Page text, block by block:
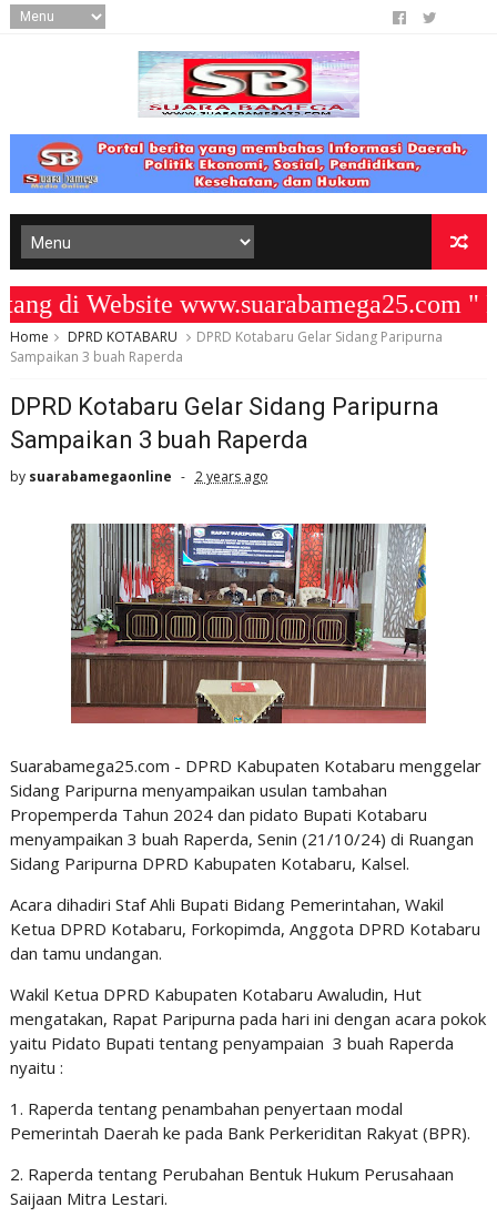
di Website www.suarabamega25.com "
Home DPRD KOTABARU
DPRD Kotabaru Gelar Sidang Paripurna
Sampaikan 3 buah Raperda
DPRD Kotabaru Gelar Sidang Paripurna
Sampaikan 3 buah Raperda
by suarabamegaonline 2 years ago
Suarabamega25.com - DPRD Kabupaten Kotabaru menggelar
Sidang Paripurna menyampaikan usulan tambahan
Propemperda Tahun 2024 dan pidato Bupati Kotabaru
menyampaikan 3 buah Raperda, Senin (21/10/24) di Ruangan
Sidang Paripurna DPRD Kabupaten Kotabaru, Kalsel.
Acara dihadiri Staf Ahli Bupati Bidang Pemerintahan, Wakil
Ketua DPRD Kotabaru, Forkopimda, Anggota DPRD Kotabaru
dan tamu undangan.
Wakil Ketua DPRD Kabupaten Kotabaru Awaludin, Hut
mengatakan, Rapat Paripurna pada hari ini dengan acara pokok
yaitu Pidato Bupati tentang penyampaian 3 buah Raperda
nyaitu :
1. Raperda tentang penambahan penyertaan modal
Pemerintah Daerah ke pada Bank Perkeriditan Rakyat (BPR).
2. Raperda tentang Perubahan Bentuk Hukum Perusahaan
Saijaan Mitra Lestari.